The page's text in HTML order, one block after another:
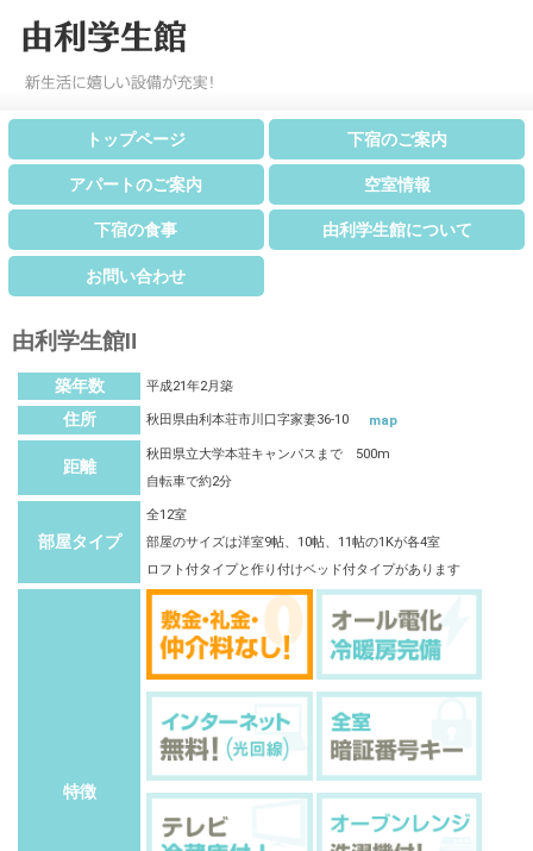
トップページ 下宿のご案内
アパートのご案内 空室情報
下宿の食事 由利学生館について
お問い合わせ
由利学生館Ⅱ
築年数 平成21年2月築
住所 秋田県由利本荘市川口字家妻36-10 map
距離
秋田県立大学本荘キャンパスまで 500m
自転車で約2分
部屋タイプ
全12室
部屋のサイズは洋室9帖、10帖、11帖の1Kが各4室
ロフト付タイプと作り付けベッド付タイプがあります
特徴